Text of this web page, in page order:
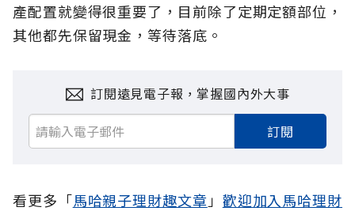
產配置就變得很重要了，目前除了定期定額部位，
其他都先保留現金，等待落底。
訂閱遠見電子報，掌握國內外大事
訂閱
看更多「馬哈親子理財趣文章 」 歡迎加入馬哈理財